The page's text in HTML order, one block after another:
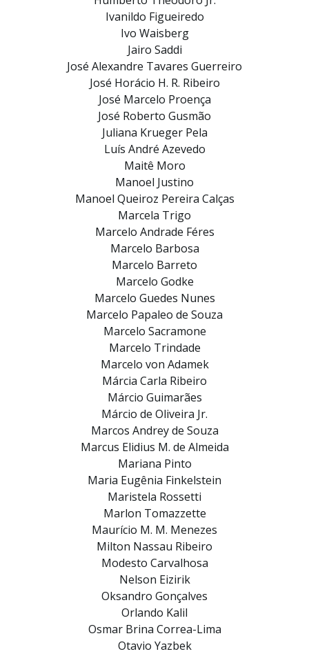
Ivanildo Figueiredo
Ivo Waisberg
Jairo Saddi
José Alexandre Tavares Guerreiro
José Horácio H. R. Ribeiro
José Marcelo Proença
José Roberto Gusmão
Juliana Krueger Pela
Luís André Azevedo
Maitê Moro
Manoel Justino
Manoel Queiroz Pereira Calças
Marcela Trigo
Marcelo Andrade Féres
Marcelo Barbosa
Marcelo Barreto
Marcelo Godke
Marcelo Guedes Nunes
Marcelo Papaleo de Souza
Marcelo Sacramone
Marcelo Trindade
Marcelo von Adamek
Márcia Carla Ribeiro
Márcio Guimarães
Márcio de Oliveira Jr.
Marcos Andrey de Souza
Marcus Elidius M. de Almeida
Mariana Pinto
Maria Eugênia Finkelstein
Maristela Rossetti
Marlon Tomazzette
Maurício M. M. Menezes
Milton Nassau Ribeiro
Modesto Carvalhosa
Nelson Eizirik
Oksandro Gonçalves
Orlando Kalil
Osmar Brina Correa-Lima
Otavio Yazbek